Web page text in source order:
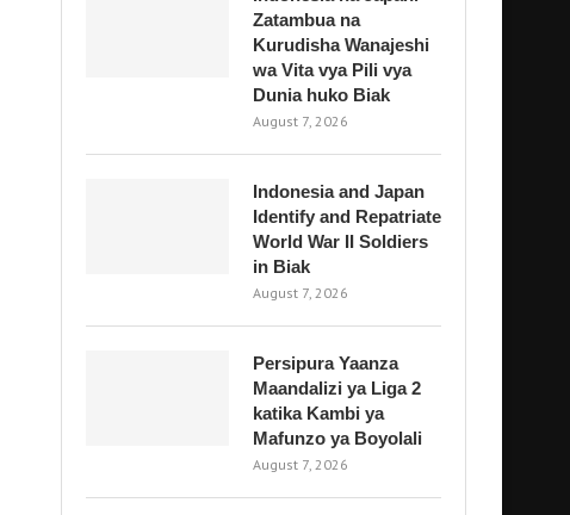
Zatambua na
Kurudisha Wanajeshi
wa Vita vya Pili vya
Dunia huko Biak
August 7, 2026
Indonesia and Japan
Identify and Repatriate
World War II Soldiers
in Biak
August 7, 2026
Persipura Yaanza
Maandalizi ya Liga 2
katika Kambi ya
Mafunzo ya Boyolali
August 7, 2026